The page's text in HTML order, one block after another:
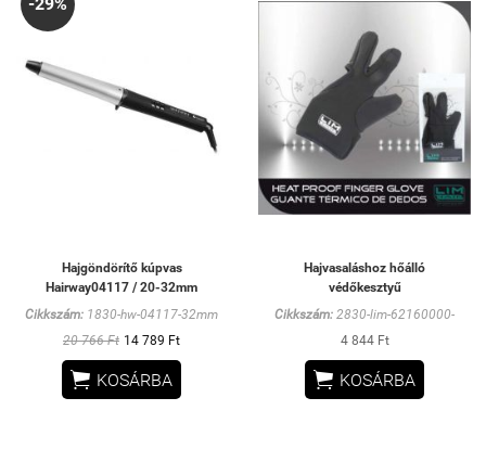
Hajgöndörítő kúpvas
Hairway04117 / 20-32mm
Cikkszám: 1830-hw-04117-32mm
20 766 Ft 14 789 Ft
 KOSÁRBA
Hajvasaláshoz hőálló
védőkesztyű
Cikkszám: 2830-lim-62160000-
4 844 Ft
 KOSÁRBA